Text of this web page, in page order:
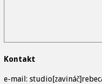
Kontakt
e-mail: